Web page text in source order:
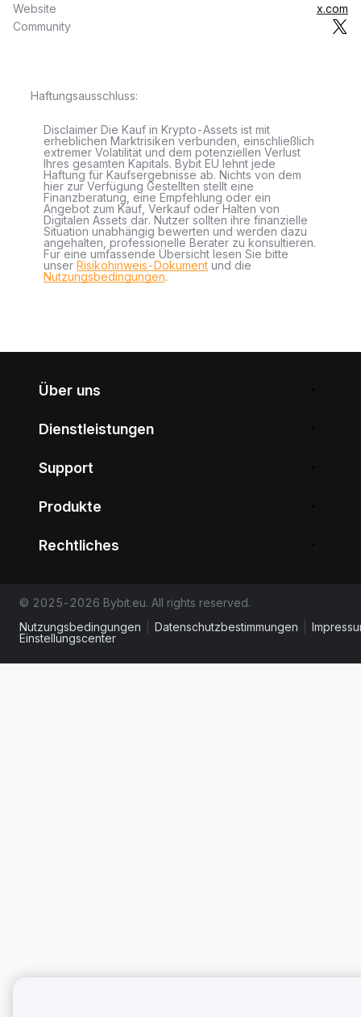
Website
x.com
Community
Haftungsausschluss:
Disclaimer Die Kauf in Krypto-Assets ist mit
erheblichen Marktrisiken verbunden, einschließlich
extremer Volatilität und dem potenziellen Verlust
Ihres gesamten Kapitals. Bybit EU lehnt jede
Haftung für Kaufsergebnisse ab. Nichts von dem
hier zur Verfügung Gestellten stellt eine
Finanzberatung, eine Empfehlung oder ein
Angebot zum Kauf, Verkauf oder Halten von
Digitalen Assets dar. Nutzer sollten ihre finanzielle
Situation unabhängig bewerten und werden dazu
angehalten, professionelle Berater zu konsultieren.
Für eine umfassende Übersicht lesen Sie bitte
unser Risikohinweis-Dokument und die
Nutzungsbedingungen.
Über uns
Dienstleistungen
Support
Produkte
Rechtliches
© 2025-2026 Bybit.eu. All rights reserved.
Nutzungsbedingungen
Datenschutzbestimmungen
Einstellungscenter